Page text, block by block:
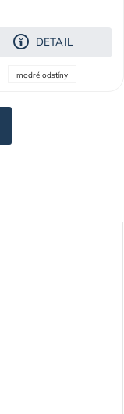
DETAIL
modré odstíny